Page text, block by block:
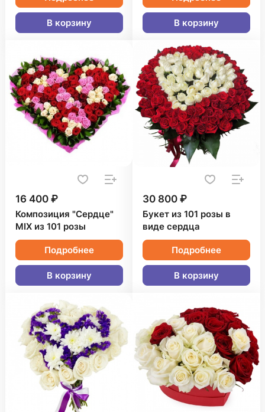
В корзину В корзину
16 400 ₽
Композиция "Сердце"
MIX из 101 розы
Подробнее
В корзину
30 800 ₽
Букет из 101 розы в
виде сердца
Подробнее
В корзину